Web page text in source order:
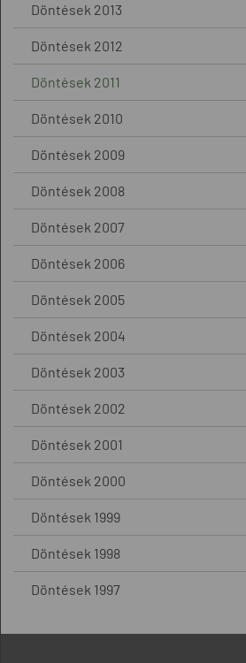
Döntések 2013
Döntések 2012
Döntések 2011
Döntések 2010
Döntések 2009
Döntések 2008
Döntések 2007
Döntések 2006
Döntések 2005
Döntések 2004
Döntések 2003
Döntések 2002
Döntések 2001
Döntések 2000
Döntések 1999
Döntések 1998
Döntések 1997